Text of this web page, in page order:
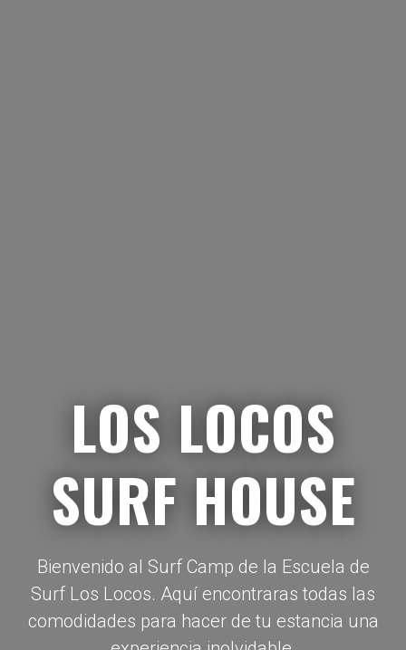
LOS LOCOS
SURF HOUSE
Bienvenido al Surf Camp de la Escuela de
Surf Los Locos. Aquí encontraras todas las
comodidades para hacer de tu estancia una